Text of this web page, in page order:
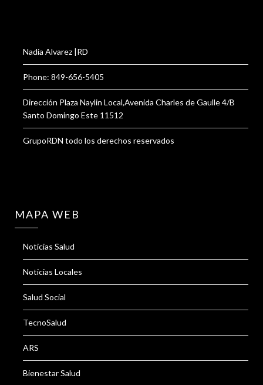
Nadia Alvarez |RD
Phone: 849-656-5405
Dirección Plaza Naylin Local,Avenida Charles de Gaulle 4/B
Santo Domingo Este 11512
GrupoRDN todo los derechos reservados
MAPA WEB
Noticias Salud
Noticias Locales
Salud Social
TecnoSalud
ARS
Bienestar Salud